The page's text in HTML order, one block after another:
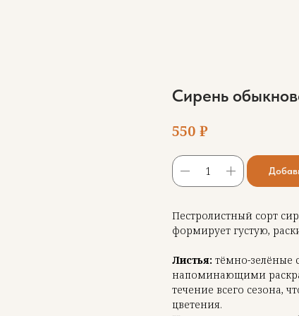
Сирень
550 ₽
Пестролистный сорт
формирует густую,
Листья: тёмно-зелёные
напоминающими
течение всего сезона,
цветения.